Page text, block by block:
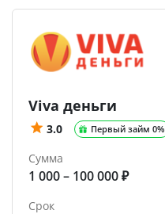
Viva деньги
3.0 Первый займ 0%
Сумма
1 000 – 100 000 ₽
Срок